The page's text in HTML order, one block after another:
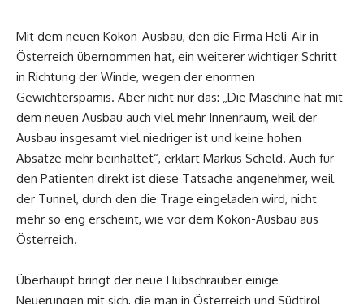
Mit dem neuen Kokon-Ausbau, den die Firma Heli-Air in
Österreich übernommen hat, ein weiterer wichtiger Schritt
in Richtung der Winde, wegen der enormen
Gewichtersparnis. Aber nicht nur das: „Die Maschine hat mit
dem neuen Ausbau auch viel mehr Innenraum, weil der
Ausbau insgesamt viel niedriger ist und keine hohen
Absätze mehr beinhaltet“, erklärt Markus Scheld. Auch für
den Patienten direkt ist diese Tatsache angenehmer, weil
der Tunnel, durch den die Trage eingeladen wird, nicht
mehr so eng erscheint, wie vor dem Kokon-Ausbau aus
Österreich.
Überhaupt bringt der neue Hubschrauber einige
Neuerungen mit sich, die man in Österreich und Südtirol